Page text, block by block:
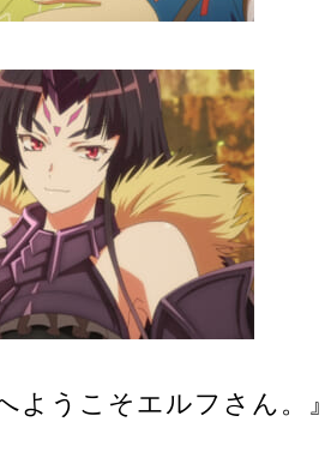
ようこそエルフさん。